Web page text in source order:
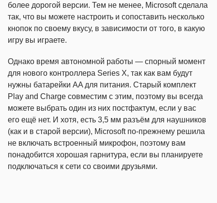
более дорогой версии. Тем не менее, Microsoft сделала
так, что вы можете настроить и сопоставить несколько
кнопок по своему вкусу, в зависимости от того, в какую
игру вы играете.
Однако время автономной работы — спорный момент
для нового контроллера Series X, так как вам будут
нужны батарейки AA для питания. Старый комплект
Play and Charge совместим с этим, поэтому вы всегда
можете выбрать один из них постфактум, если у вас
его ещё нет. И хотя, есть 3,5 мм разъём для наушников
(как и в старой версии), Microsoft по-прежнему решила
не включать встроенный микрофон, поэтому вам
понадобится хорошая гарнитура, если вы планируете
подключаться к сети со своими друзьями.